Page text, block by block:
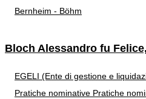
Bernheim - Böhm
Bloch Alessandro fu
EGELI (Ente di gestione e
Pratiche nominative Pratiche